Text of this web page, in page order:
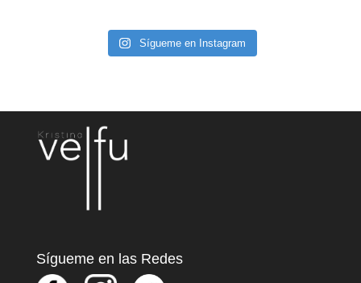
Sígueme en Instagram
Sígueme en las Redes